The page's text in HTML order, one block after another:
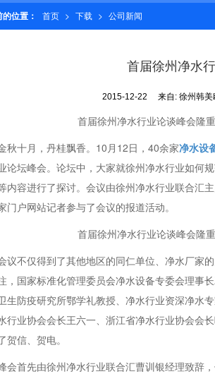
位置： 首页 > 下载 > 公司新闻
首届徐州净水
2015-12-22 来自: 徐州韩美
秋十月，丹桂飘香。10月12日，40余家净水设
论坛峰会。论坛中，大家就徐州净水行业如何
内容进行了探讨。会议由徐州净水行业联合汇
门户网站记者参与了会议的报道活动。
议不仅得到了其他地区的同仁单位、净水厂家
，国家标准化管理委员会净水设备专委会理事
生防疫研究所鄂学礼教授、净水行业资深净水
行业协会会长王六一、浙江省净水行业协会会
贺信、贺电。
会首先由徐州净水行业联合汇曹训银经理致辞